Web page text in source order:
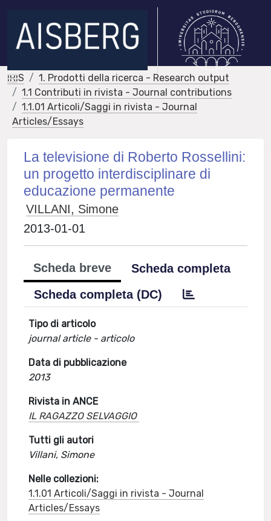
IRIS
1. Prodotti della ricerca - Research output
1.1 Contributi in rivista - Journal contributions
1.1.01 Articoli/Saggi in rivista - Journal
Articles/Essays
La televisione di Roberto Rossellini:
un progetto interdisciplinare di
educazione permanente
VILLANI, Simone
2013-01-01
Scheda breve
Scheda completa
Scheda completa (DC)
Tipo di articolo
journal article - articolo
Data di pubblicazione
2013
Rivista in ANCE
IL RAGAZZO SELVAGGIO
Tutti gli autori
Villani, Simone
Nelle collezioni:
1.1.01 Articoli/Saggi in rivista - Journal
Articles/Essays